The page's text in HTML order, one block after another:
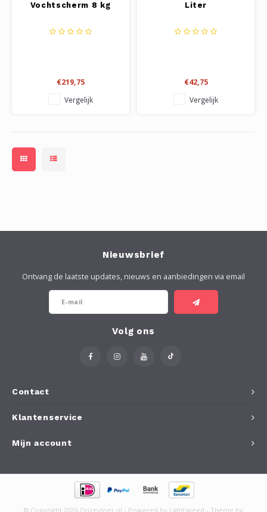
Vochtscherm 8 kg
€219,75
Vergelijk
Liter
€42,75
Vergelijk
Contact
Nieuwsbrief
Ontvang de laatste updates, nieuws en aanbiedingen via email
Volg ons
Klantenservice
Mijn account
© Copyright 2026 Onzevloer.nl - Powered by Lightspeed - Theme by